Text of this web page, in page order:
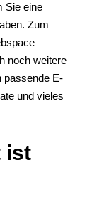
Sie eine
Zum
noch weitere
passende E-
und vieles
ist